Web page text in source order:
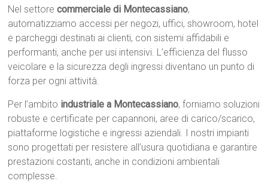
Nel settorecommerciale di Montecassiano,
automatizziamo accessi per negozi, uffici, showroom, hotel
e parcheggi destinati ai clienti, con sistemi affidabili e
performanti, anche per usi intensivi. L’efficienza del flusso
veicolare e la sicurezza degli ingressi diventano un punto di
forza per ogni attività.
Per l’ambito industriale a Montecassiano, forniamo soluzioni
robuste e certificate per capannoni, aree di carico/scarico,
piattaforme logistiche e ingressi aziendali. I nostri impianti
sono progettati per resistere all’usura quotidiana e garantire
prestazioni costanti, anche in condizioni ambientali
complesse.